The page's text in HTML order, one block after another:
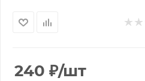
240 ₽/шт